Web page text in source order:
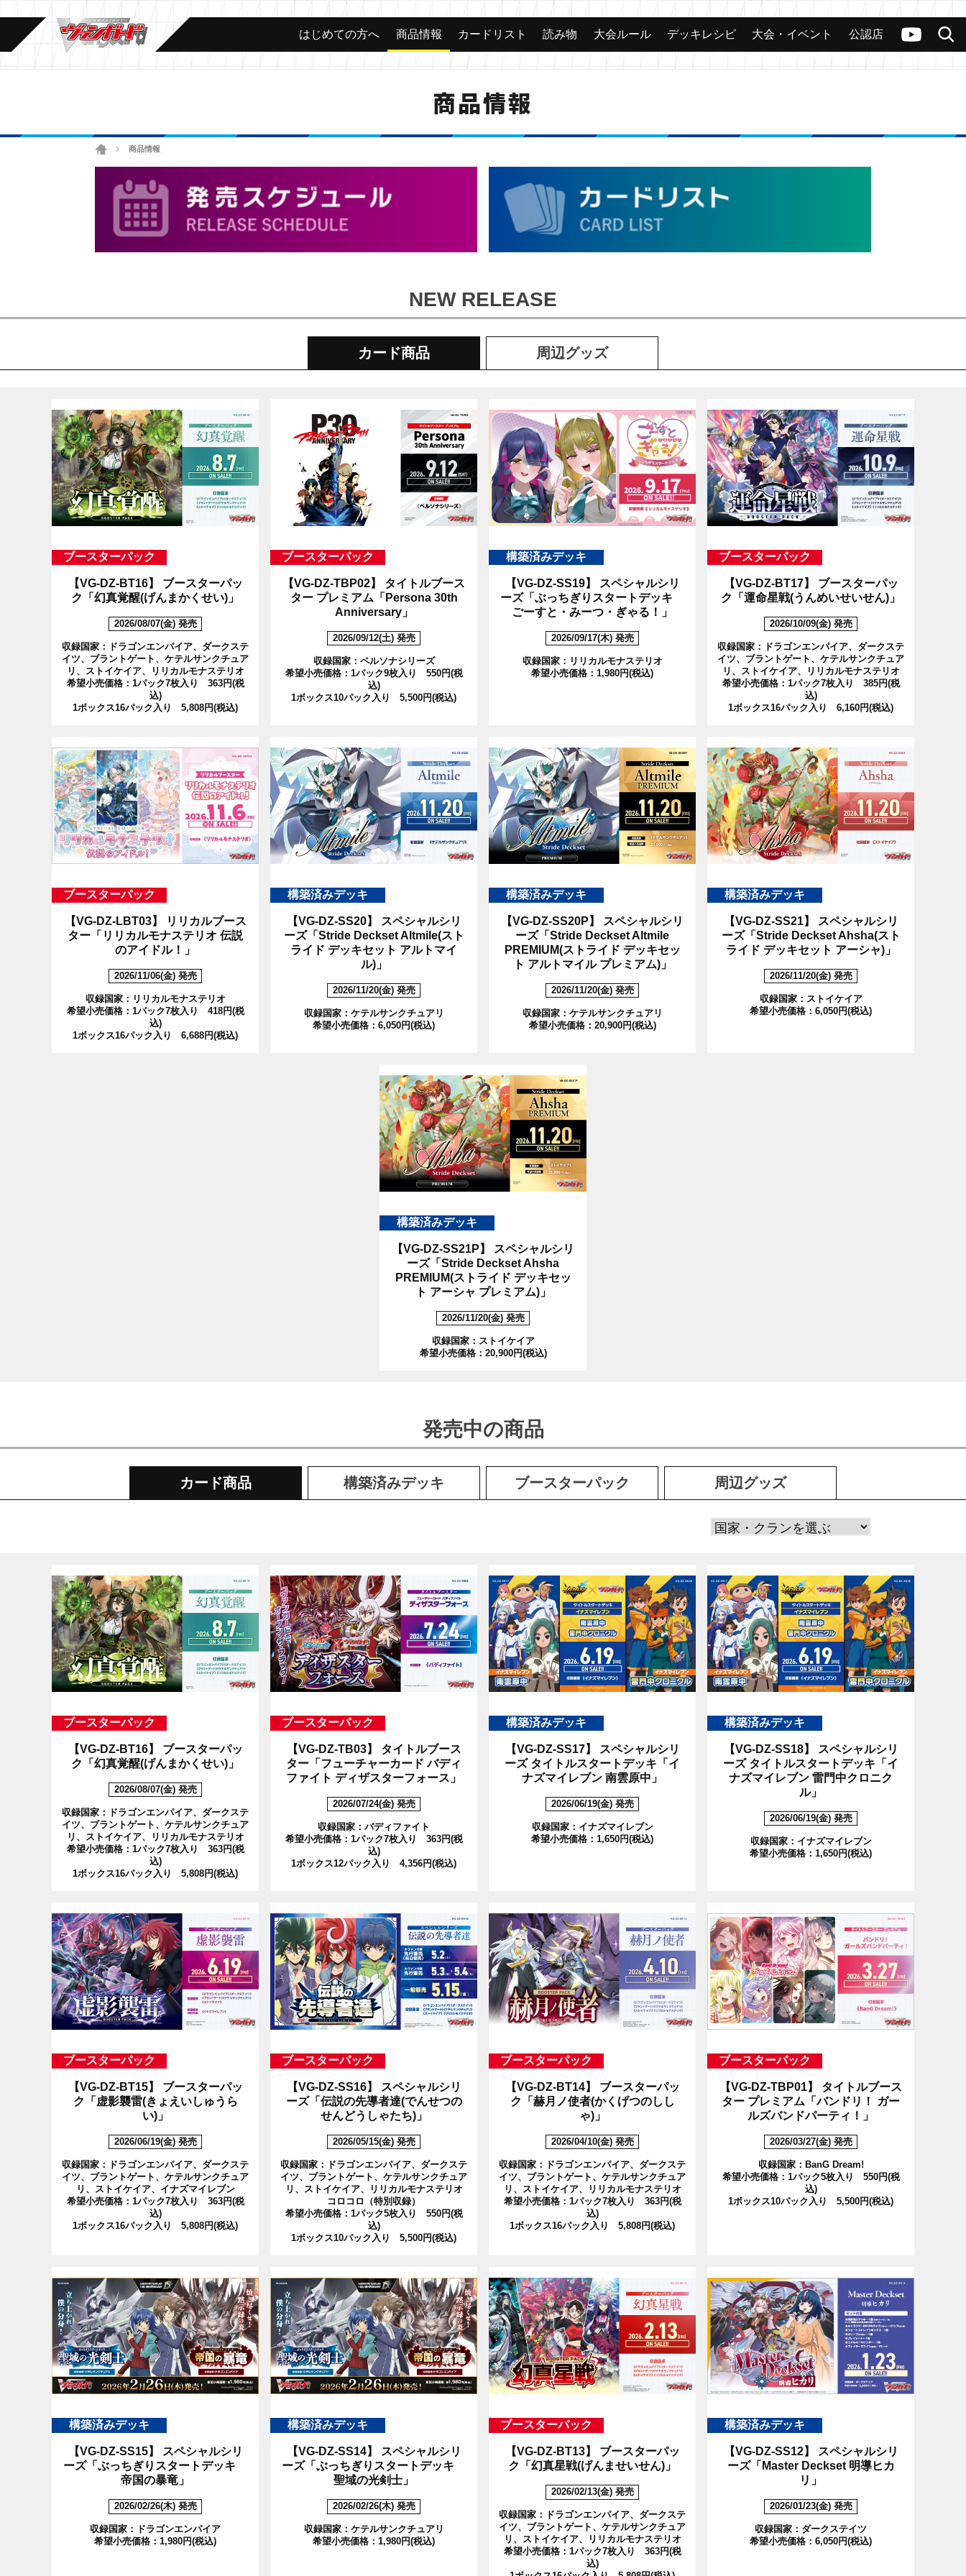
ヴァンガードch
検索
カード 大会 公認店舗 その他
はじめての方へ 商品情報 カードリスト 読み物 大会ルール デッキレシピ 大会・イベント 公認店
商品情報
ホーム商品情報
NEW RELEASE
カード商品 周辺グッズ
ブースターパック
【VG-DZ-BT16】
ブースターパッ
ク「幻真覚醒(げんまかくせい)」
2026/08/07(金) 発売
収録国家：ドラゴンエンパイア、ダークステ
イツ、ブラントゲート、ケテルサンクチュア
リ、ストイケイア、リリカルモナステリオ
希望小売価格：1パック7枚入り 363円(税
込)
1ボックス16パック入り 5,808円(税込)
ブースターパック
【VG-DZ-TBP02】
タイトルブース
ター プレミアム「Persona 30th
Anniversary」
2026/09/12(土) 発売
収録国家：ペルソナシリーズ
希望小売価格：1パック9枚入り 550円(税
込)
1ボックス10パック入り 5,500円(税込)
構築済みデッキ
【VG-DZ-SS19】
スペシャルシリ
ーズ「ぶっちぎりスタートデッキ
ごーすと・みーつ・ぎゃる！」
2026/09/17(木) 発売
収録国家：リリカルモナステリオ
希望小売価格：1,980円(税込)
ブースターパック
【VG-DZ-BT17】
ブースターパッ
ク「運命星戦(うんめいせいせん)」
2026/10/09(金) 発売
収録国家：ドラゴンエンパイア、ダークステ
イツ、ブラントゲート、ケテルサンクチュア
リ、ストイケイア、リリカルモナステリオ
希望小売価格：1パック7枚入り 385円(税
込)
1ボックス16パック入り 6,160円(税込)
ブースターパック
【VG-DZ-LBT03】
リリカルブース
ター「リリカルモナステリオ 伝説
のアイドル！」
2026/11/06(金) 発売
収録国家：リリカルモナステリオ
希望小売価格：1パック7枚入り 418円(税
込)
1ボックス16パック入り 6,688円(税込)
構築済みデッキ
【VG-DZ-SS20】
スペシャルシリ
ーズ「Stride Deckset Altmile(スト
ライド デッキセット アルトマイ
ル)」
2026/11/20(金) 発売
収録国家：ケテルサンクチュアリ
希望小売価格：6,050円(税込)
構築済みデッキ
【VG-DZ-SS20P】
スペシャルシリ
ーズ「Stride Deckset Altmile
PREMIUM(ストライド デッキセッ
ト アルトマイル プレミアム)」
2026/11/20(金) 発売
収録国家：ケテルサンクチュアリ
希望小売価格：20,900円(税込)
構築済みデッキ
【VG-DZ-SS21】
スペシャルシリ
ーズ「Stride Deckset Ahsha(スト
ライド デッキセット アーシャ)」
2026/11/20(金) 発売
収録国家：ストイケイア
希望小売価格：6,050円(税込)
構築済みデッキ
【VG-DZ-SS21P】
スペシャルシリ
ーズ「Stride Deckset Ahsha
PREMIUM(ストライド デッキセッ
ト アーシャ プレミアム)」
2026/11/20(金) 発売
収録国家：ストイケイア
希望小売価格：20,900円(税込)
発売中の商品
カード商品 構築済みデッキ ブースターパック 周辺グッズ
ブースターパック
【VG-DZ-BT16】
ブースターパッ
ク「幻真覚醒(げんまかくせい)」
2026/08/07(金) 発売
収録国家：ドラゴンエンパイア、ダークステ
イツ、ブラントゲート、ケテルサンクチュア
リ、ストイケイア、リリカルモナステリオ
希望小売価格：1パック7枚入り 363円(税
込)
1ボックス16パック入り 5,808円(税込)
ブースターパック
【VG-DZ-TB03】
タイトルブース
ター「フューチャーカード バディ
ファイト ディザスターフォース」
2026/07/24(金) 発売
収録国家：バディファイト
希望小売価格：1パック7枚入り 363円(税
込)
1ボックス12パック入り 4,356円(税込)
構築済みデッキ
【VG-DZ-SS17】
スペシャルシリ
ーズ タイトルスタートデッキ「イ
ナズマイレブン 南雲原中」
2026/06/19(金) 発売
収録国家：イナズマイレブン
希望小売価格：1,650円(税込)
構築済みデッキ
【VG-DZ-SS18】
スペシャルシリ
ーズ タイトルスタートデッキ「イ
ナズマイレブン 雷門中クロニク
ル」
2026/06/19(金) 発売
収録国家：イナズマイレブン
希望小売価格：1,650円(税込)
ブースターパック
【VG-DZ-BT15】
ブースターパッ
ク「虚影襲雷(きょえいしゅうら
い)」
2026/06/19(金) 発売
収録国家：ドラゴンエンパイア、ダークステ
イツ、ブラントゲート、ケテルサンクチュア
リ、ストイケイア、イナズマイレブン
希望小売価格：1パック7枚入り 363円(税
込)
1ボックス16パック入り 5,808円(税込)
ブースターパック
【VG-DZ-SS16】
スペシャルシリ
ーズ「伝説の先導者達(でんせつの
せんどうしゃたち)」
2026/05/15(金) 発売
収録国家：ドラゴンエンパイア、ダークステ
イツ、ブラントゲート、ケテルサンクチュア
リ、ストイケイア、リリカルモナステリオ
コロコロ（特別収録）
希望小売価格：1パック5枚入り 550円(税
込)
1ボックス10パック入り 5,500円(税込)
ブースターパック
【VG-DZ-BT14】
ブースターパッ
ク「赫月ノ使者(かくげつのしし
ゃ)」
2026/04/10(金) 発売
収録国家：ドラゴンエンパイア、ダークステ
イツ、ブラントゲート、ケテルサンクチュア
リ、ストイケイア、リリカルモナステリオ
希望小売価格：1パック7枚入り 363円(税
込)
1ボックス16パック入り 5,808円(税込)
ブースターパック
【VG-DZ-TBP01】
タイトルブース
ター プレミアム「バンドリ！ ガー
ルズバンドパーティ！」
2026/03/27(金) 発売
収録国家：BanG Dream!
希望小売価格：1パック5枚入り 550円(税
込)
1ボックス10パック入り 5,500円(税込)
構築済みデッキ
【VG-DZ-SS15】
スペシャルシリ
ーズ「ぶっちぎりスタートデッキ
帝国の暴竜」
2026/02/26(木) 発売
収録国家：ドラゴンエンパイア
希望小売価格：1,980円(税込)
構築済みデッキ
【VG-DZ-SS14】
スペシャルシリ
ーズ「ぶっちぎりスタートデッキ
聖域の光剣士」
2026/02/26(木) 発売
収録国家：ケテルサンクチュアリ
希望小売価格：1,980円(税込)
ブースターパック
【VG-DZ-BT13】
ブースターパッ
ク「幻真星戦(げんませいせん)」
2026/02/13(金) 発売
収録国家：ドラゴンエンパイア、ダークステ
イツ、ブラントゲート、ケテルサンクチュア
リ、ストイケイア、リリカルモナステリオ
希望小売価格：1パック7枚入り 363円(税
込)
構築済みデッキ
【VG-DZ-SS12】
スペシャルシリ
ーズ「Master Deckset 明導ヒカ
リ」
2026/01/23(金) 発売
収録国家：ダークステイツ
希望小売価格：6,050円(税込)